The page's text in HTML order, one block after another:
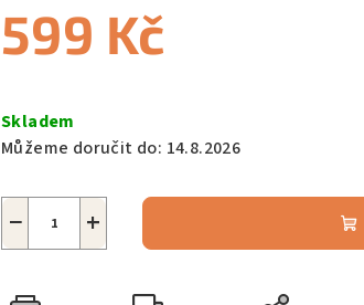
599 Kč
cena:
Skladem
Můžeme doručit do: 14.8.2026
+
−